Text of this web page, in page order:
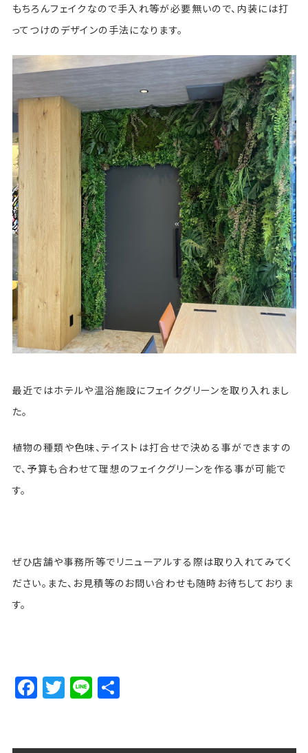
もちろんフェイクなので手入れ等が必要無いので、内装には打
ってつけのデザインの手法になります。
最近ではホテルや温浴施設にフェイクグリーンを取り入れまし
た。
植物の種類や色味、テイストは打合せで決める事ができますの
で、予算も合わせて理想のフェイクグリーンを作る事が可能で
す。
ぜひ店舗や事務所等でリニューアルする際は取り入れてみてく
ださい。また、お見積等のお問い合わせも随時お待ちしておりま
す。
Facebook
Twitter
LineShare